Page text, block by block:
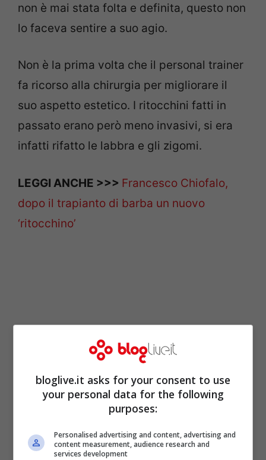
non è mai stata folta e definita, questo non
lo faceva sentire a suo agio.
Non è la prima volta che il personal trainer
fa ricorso alla chirurgia per migliorare il
suo aspetto estetico. I ritocchini fatti in
passato erano però meno invasivi, si era
infatti rifatto le labbra e gli zigomi.
LEGGI ANCHE >>> Francesco Chiofalo,
dopo il trapianto di barba un nuovo
‘ritocchino’
Francesco Chiofalo mostra
il suo volto ai fan dopo il
bloglive.it asks for your consent to use
your personal data for the following
purposes:
Personalised advertising and content, advertising and
content measurement, audience research and
services development